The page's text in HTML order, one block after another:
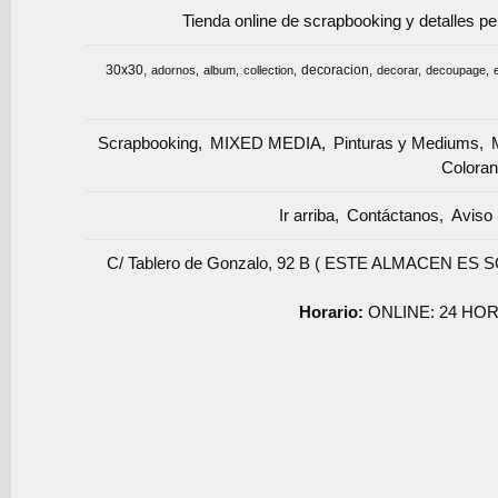
Tienda online de scrapbooking y detalles
30x30 adornos album collection decoracion decorar decoupage
Scrapbooking MIXED MEDIA Pinturas y Mediums
Ir arriba Contáctanos Aviso
C/ Tablero de Gonzalo, 92 B ( ESTE ALMACEN ES
Horario:ONLINE: 24